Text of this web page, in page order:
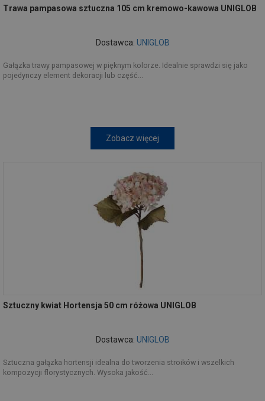
Trawa pampasowa sztuczna 105 cm kremowo-kawowa UNIGLOB
Dostawca: UNIGLOB
Gałązka trawy pampasowej w pięknym kolorze. Idealnie sprawdzi się jako
pojedynczy element dekoracji lub część...
Zobacz więcej
Sztuczny kwiat Hortensja 50 cm różowa UNIGLOB
Dostawca: UNIGLOB
Sztuczna gałązka hortensji idealna do tworzenia stroików i wszelkich
kompozycji florystycznych. Wysoka jakość...